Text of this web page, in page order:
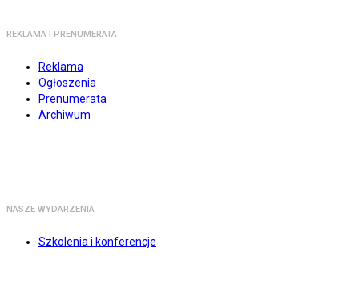
REKLAMA I PRENUMERATA
Reklama
Ogłoszenia
Prenumerata
Archiwum
NASZE WYDARZENIA
Szkolenia i konferencje